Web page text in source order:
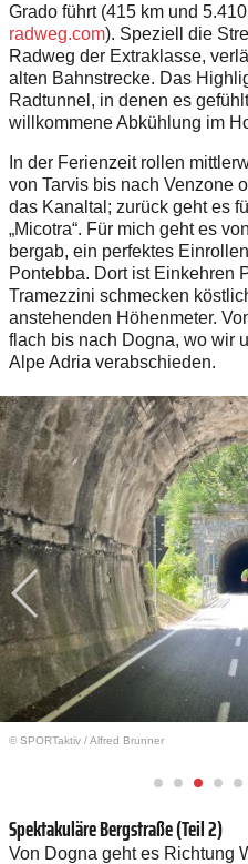
Grado führt (415 km und
radweg.com). Speziell die
Radweg der Extraklasse,
alten Bahnstrecke. Das
Radtunnel, in denen es
willkommene Abkühlung im
In der Ferienzeit rollen
von Tarvis bis nach Venzone
das Kanaltal; zurück geht es
„Micotra“. Für mich geht es
bergab, ein perfektes
Pontebba. Dort ist Einkehren
Tramezzini schmecken
anstehenden Höhenmeter.
flach bis nach Dogna, wo wir
Alpe Adria verabschieden.
© SPORTaktiv /Alfred Brunner
Spektakuläre Bergstraße (Teil 2)
Von Dogna geht es Richtung